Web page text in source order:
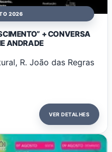
2026
+ CONVERSA
ANDRADE
R. João das Regras
VER DETALHES